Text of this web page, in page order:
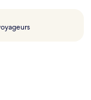
à 3 min et